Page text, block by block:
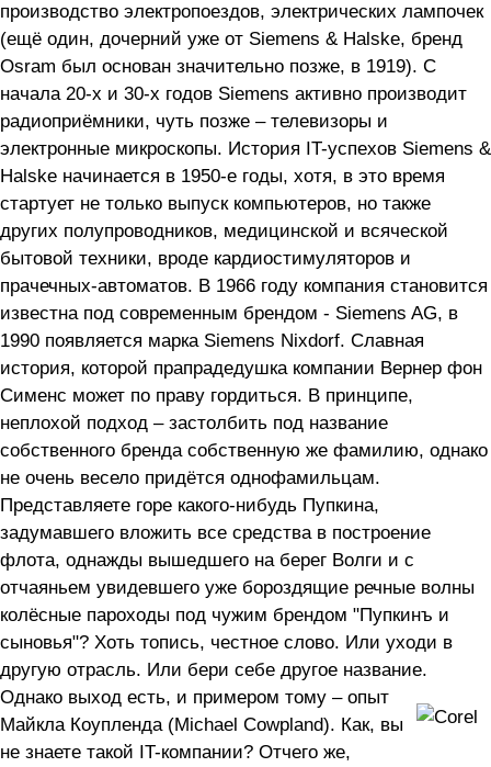
производство электропоездов, электрических лампочек
(ещё один, дочерний уже от Siemens & Halske, бренд
Osram был основан значительно позже, в 1919). С
начала 20-х и 30-х годов Siemens активно производит
радиоприёмники, чуть позже – телевизоры и
электронные микроскопы. История IT-успехов Siemens &
Halske начинается в 1950-е годы, хотя, в это время
стартует не только выпуск компьютеров, но также
других полупроводников, медицинской и всяческой
бытовой техники, вроде кардиостимуляторов и
прачечных-автоматов. В 1966 году компания становится
известна под современным брендом - Siemens AG, в
1990 появляется марка Siemens Nixdorf. Славная
история, которой прапрадедушка компании Вернер фон
Сименс может по праву гордиться. В принципе,
неплохой подход – застолбить под название
собственного бренда собственную же фамилию, однако
не очень весело придётся однофамильцам.
Представляете горе какого-нибудь Пупкина,
задумавшего вложить все средства в построение
флота, однажды вышедшего на берег Волги и с
отчаяньем увидевшего уже бороздящие речные волны
колёсные пароходы под чужим брендом "Пупкинъ и
сыновья"? Хоть топись, честное слово. Или уходи в
другую отрасль. Или бери себе другое название.
Однако выход есть, и примером тому – опыт
Майкла Коупленда (Michael Cowpland). Как, вы
не знаете такой IT-компании? Отчего же,